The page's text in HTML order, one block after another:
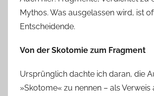
Mythos. Was ausgelassen wird, ist
Entscheidende.
Von der Skotomie zum Fragment
Ursprünglich dachte ich daran, die
»Skotome« zu nennen – als Verweis